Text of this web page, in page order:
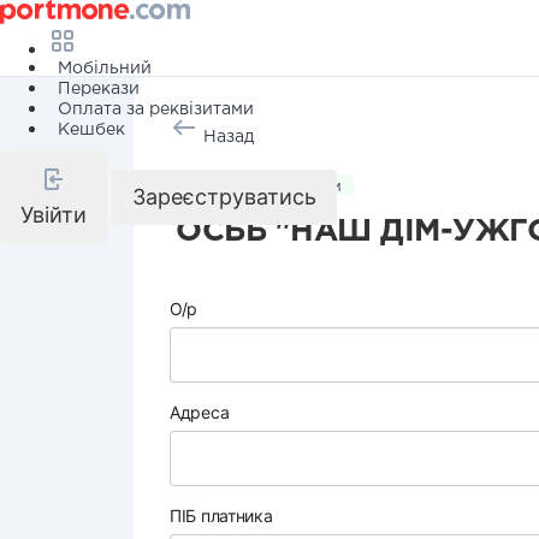
Мобільний
Перекази
Оплата за реквізитами
Кешбек
Увійти
Зареєструватись
Назад
Комунальні послуги
ОСББ "НАШ ДІМ-
О/р
Адреса
ПІБ платника